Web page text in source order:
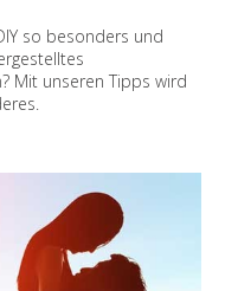
so besonders und
Mit unseren Tipps wird